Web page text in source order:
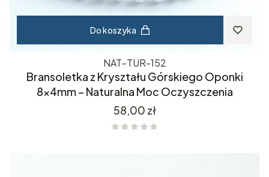
Do koszyka
NAT-TUR-152
Bransoletka z Kryształu Górskiego Oponki
8x4mm – Naturalna Moc Oczyszczenia
Cena
58,00 zł